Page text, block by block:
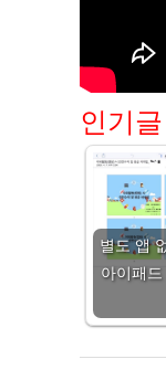
인기글
별도 앱
아이패